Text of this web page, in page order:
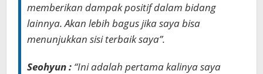
memberikan dampak positif dalam bidang
lainnya. Akan lebih bagus jika saya bisa
menunjukkan sisi terbaik saya”.
Seohyun : “Ini adalah pertama kalinya saya